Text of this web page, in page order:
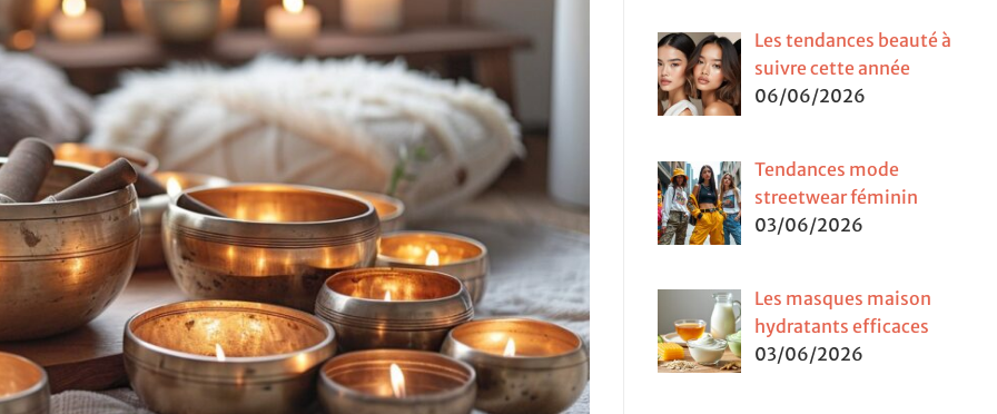
Les tendances beauté à
suivre cette année
06/06/2026
Tendances mode
streetwear féminin
03/06/2026
Les masques maison
hydratants efficaces
03/06/2026